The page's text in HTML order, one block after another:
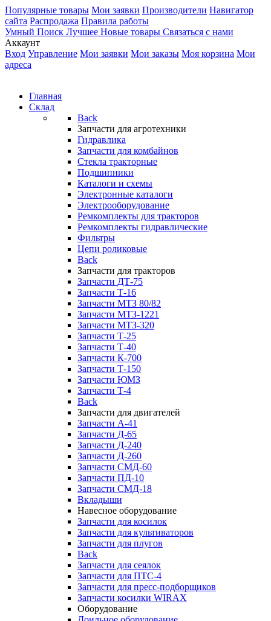
Популярные товары Мои заявки Производители Навигатор
сайта Распродажа Правила работы
Умный Поиск Лучшее Новые товары Связаться с нами
Аккаунт
Вход Управление Мои заявки Мои заказы Моя корзина Мои
адреса
Главная
Склад
Back
Запчасти для агротехники
Гидравлика
Запчасти для комбайнов
Стекла тракторные
Подшипники
Каталоги и схемы
Электронные каталоги
Электрооборудование
Ремкомплекты для тракторов
Ремкомплекты гидравлические
Фильтры
Цепи роликовые
Back
Запчасти для тракторов
Запчасти ДТ-75
Запчасти Т-16
Запчасти МТЗ 80/82
Запчасти МТЗ-1221
Запчасти МТЗ-320
Запчасти Т-25
Запчасти Т-40
Запчасти К-700
Запчасти Т-150
Запчасти ЮМЗ
Запчасти Т-4
Back
Запчасти для двигателей
Запчасти А-41
Запчасти Д-65
Запчасти Д-240
Запчасти Д-260
Запчасти СМД-60
Запчасти ПД-10
Запчасти СМД-18
Вкладыши
Навесное оборудование
Запчасти для косилок
Запчасти для культиваторов
Запчасти для плугов
Back
Запчасти для сеялок
Запчасти для ПТС-4
Запчасти для пресс-подборщиков
Запчасти косилки WIRAX
Оборудование